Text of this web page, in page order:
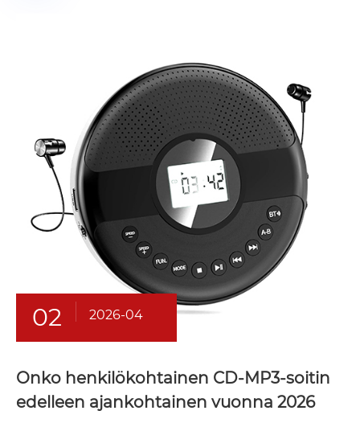
02 2026-04
Onko henkilökohtainen CD-MP3-soitin
edelleen ajankohtainen vuonna 2026